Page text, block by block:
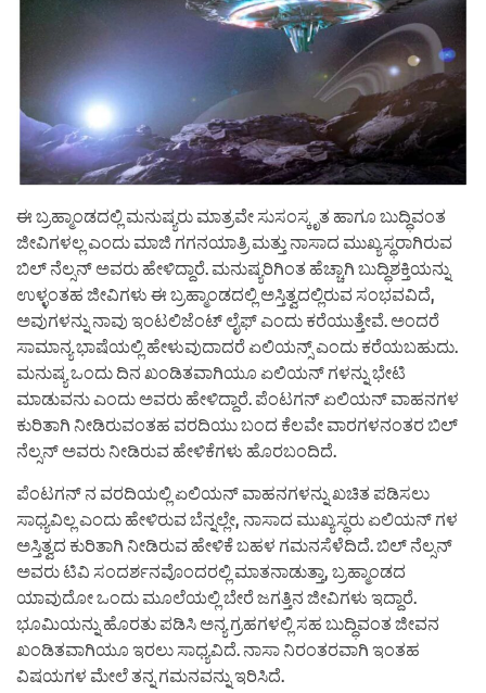
ಈ ಬ್ರಹ್ಮಾಂಡದಲ್ಲಿ ಮನುಷ್ಯರು ಮಾತ್ರವೇ ಸುಸಂಸ್ಕೃತ ಹಾಗೂ ಬುದ್ಧಿವಂತ
ಜೀವಿಗಳಲ್ಲ ಎಂದು ಮಾಜಿ ಗಗನಯಾತ್ರಿ ಮತ್ತು ನಾಸಾದ ಮುಖ್ಯಸ್ಥರಾಗಿರುವ
ಬಿಲ್ ನೆಲ್ಸನ್ ಅವರು ಹೇಳಿದ್ದಾರೆ. ಮನುಷ್ಯರಿಗಿಂತ ಹೆಚ್ಚಾಗಿ ಬುದ್ಧಿಶಕ್ತಿಯನ್ನು
ಉಳ್ಳಂತಹ ಜೀವಿಗಳು ಈ ಬ್ರಹ್ಮಾಂಡದಲ್ಲಿ ಅಸ್ತಿತ್ವದಲ್ಲಿರುವ ಸಂಭವವಿದೆ,
ಅವುಗಳನ್ನು ನಾವು ಇಂಟಲಿಜೆಂಟ್ ಲೈಫ್ ಎಂದು ಕರೆಯುತ್ತೇವೆ. ಅಂದರೆ
ಸಾಮಾನ್ಯ ಭಾಷೆಯಲ್ಲಿ ಹೇಳುವುದಾದರೆ ಏಲಿಯನ್ಸ್ ಎಂದು ಕರೆಯಬಹುದು.
ಮನುಷ್ಯ ಒಂದು ದಿನ ಖಂಡಿತವಾಗಿಯೂ ಏಲಿಯನ್ ಗಳನ್ನು ಭೇಟಿ
ಮಾಡುವನು ಎಂದು ಅವರು ಹೇಳಿದ್ದಾರೆ. ಪೆಂಟಗನ್ ಏಲಿಯನ್ ವಾಹನಗಳ
ಕುರಿತಾಗಿ ನೀಡಿರುವಂತಹ ವರದಿಯು ಬಂದ ಕೆಲವೇ ವಾರಗಳನಂತರ ಬಿಲ್
ನೆಲ್ಸನ್ ಅವರು ನೀಡಿರುವ ಹೇಳಿಕೆಗಳು ಹೊರಬಂದಿದೆ.
ಪೆಂಟಗನ್ ನ ವರದಿಯಲ್ಲಿ ಏಲಿಯನ್ ವಾಹನಗಳನ್ನು ಖಚಿತ ಪಡಿಸಲು
ಸಾಧ್ಯವಿಲ್ಲ ಎಂದು ಹೇಳಿರುವ ಬೆನ್ನಲ್ಲೇ, ನಾಸಾದ ಮುಖ್ಯಸ್ಥರು ಏಲಿಯನ್ ಗಳ
ಅಸ್ತಿತ್ವದ ಕುರಿತಾಗಿ ನೀಡಿರುವ ಹೇಳಿಕೆ ಬಹಳ ಗಮನಸೆಳೆದಿದೆ. ಬಿಲ್ ನೆಲ್ಸನ್
ಅವರು ಟಿವಿ ಸಂದರ್ಶನವೊಂದರಲ್ಲಿ ಮಾತನಾಡುತ್ತಾ, ಬ್ರಹ್ಮಾಂಡದ
ಯಾವುದೋ ಒಂದು ಮೂಲೆಯಲ್ಲಿ ಬೇರೆ ಜಗತ್ತಿನ ಜೀವಿಗಳು ಇದ್ದಾರೆ.
ಭೂಮಿಯನ್ನು ಹೊರತು ಪಡಿಸಿ ಅನ್ಯ ಗ್ರಹಗಳಲ್ಲಿ ಸಹ ಬುದ್ಧಿವಂತ ಜೀವನ
ಖಂಡಿತವಾಗಿಯೂ ಇರಲು ಸಾಧ್ಯವಿದೆ. ನಾಸಾ ನಿರಂತರವಾಗಿ ಇಂತಹ
ವಿಷಯಗಳ ಮೇಲೆ ತನ್ನ ಗಮನವನ್ನು ಇರಿಸಿದೆ.